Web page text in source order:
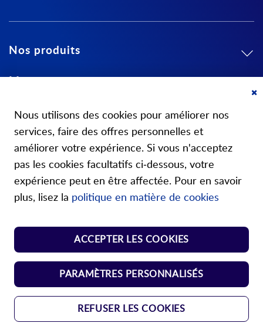
Nos produits
A propos de nous
Nos boutiques
Shop ressorts normalisés
Shop éléments de manoeuvre
Nous utilisons des cookies pour améliorer nos
services, faire des offres personnelles et
améliorer votre expérience. Si vous n'acceptez
pas les cookies facultatifs ci-dessous, votre
expérience peut en être affectée. Pour en savoir
plus, lisez la politique en matière de cookies
ACCEPTER LES COOKIES
PARAMÈTRES PERSONNALISÉS
REFUSER LES COOKIES